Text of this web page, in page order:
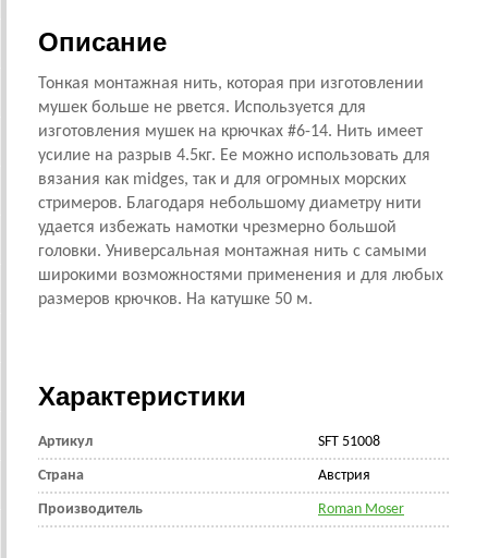
Описание
Тонкая монтажная нить, которая при изготовлении
мушек больше не рвется. Используется для
изготовления мушек на крючках #6-14. Нить имеет
усилие на разрыв 4.5кг. Ее можно использовать для
вязания как midges, так и для огромных морских
стримеров. Благодаря небольшому диаметру нити
удается избежать намотки чрезмерно большой
головки. Универсальная монтажная нить с самыми
широкими возможностями применения и для любых
размеров крючков. На катушке 50 м.
Характеристики
Артикул SFT 51008
Страна Австрия
Производитель Roman Moser